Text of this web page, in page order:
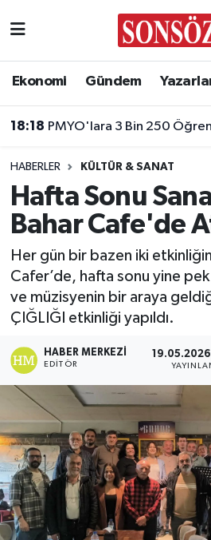
Ekonomi Gündem
18:18 PMYO'lara 3 Bin 250
HABERLER KÜLTÜR & SANAT
Hafta Sonu
Bahar Cafe'de
Her gün bir bazen iki etkinliğin
Cafer’de, hafta sonu yine
ve müzisyenin bir araya
ÇIĞLIĞI etkinliği yapıldı.
HABER MERKEZI
EDITÖR
Asayiş
Biyografi
Çevre
Diğer
Dünya
Eğitim
Ekonomi
Eleman
Emlak
Gündem
Ankara Nöbetçi Eczaneler
Ankara Trafik Yoğunluk
Süper Lig Puan Durumu ve
Tüm Manşetler
Son Dakika Haberleri
Haber Arşivi